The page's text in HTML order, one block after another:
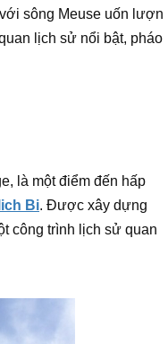
sông Meuse uốn lượn
lịch sử nổi bật, pháo
là một điểm đến hấp
Bi. Được xây dựng
công trình lịch sử quan